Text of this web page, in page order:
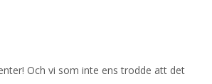
Och vi som inte ens trodde att det